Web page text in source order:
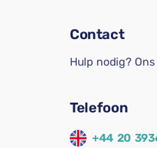
Contact
Hulp nodig?
Telefoon
+44 20